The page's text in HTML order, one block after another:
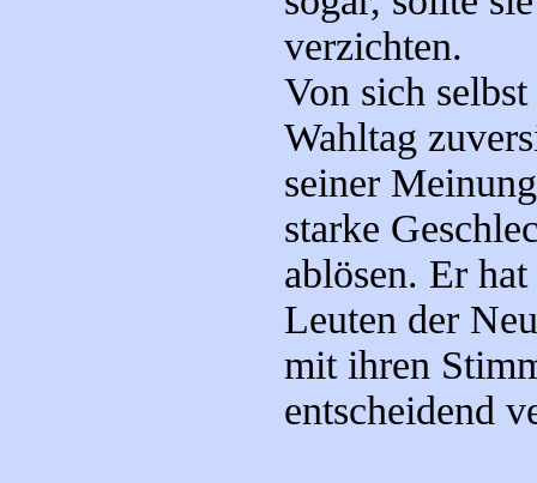
verzichten.
Von sich
Wahltag
seiner
starke
ablösen. Er
Leuten der
mit ihren
entscheidend